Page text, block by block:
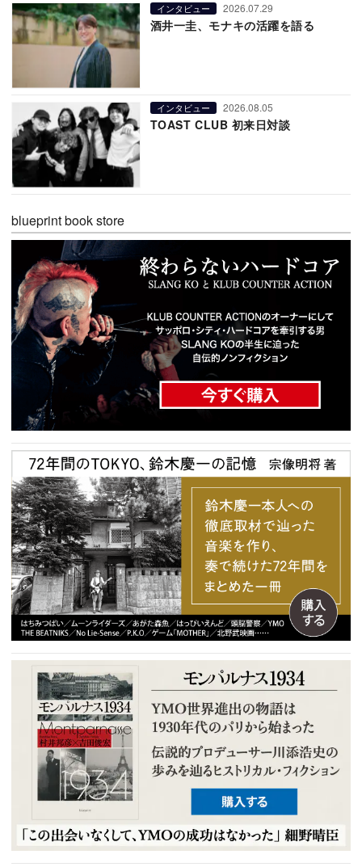
インタビュー 2026.07.29
酒井一圭、モナキの活躍を語る
インタビュー 2026.08.05
TOAST CLUB 初来日対談
blueprint book store